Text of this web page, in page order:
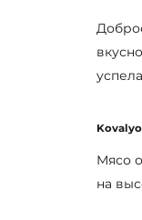
Мясо
на